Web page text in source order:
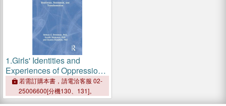
1.Girls' Identities and
Experiences of Oppression
in Schools：Resilience,
Resistance, and
Transformation
若需訂購本書，請電洽客服 02-
25006600[分機130、131]。